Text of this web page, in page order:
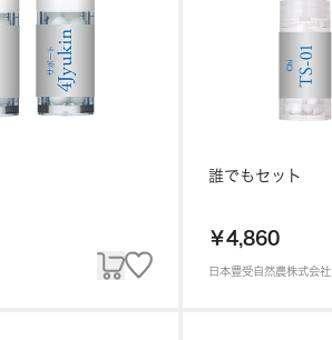
誰でもセット
￥4,860
日本豊受自然農株式会社